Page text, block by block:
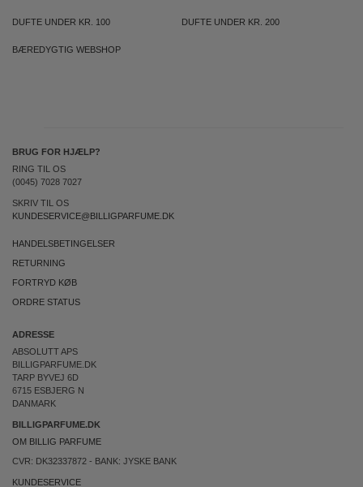
DUFTE UNDER KR. 100 DUFTE UNDER KR. 200
BÆREDYGTIG WEBSHOP
BRUG FOR HJÆLP?
RING TIL OS
(0045) 7028 7027
SKRIV TIL OS
KUNDESERVICE@BILLIGPARFUME.DK
HANDELSBETINGELSER
RETURNING
FORTRYD KØB
ORDRE STATUS
ADRESSE
ABSOLUTT APS
BILLIGPARFUME.DK
TARP BYVEJ 6D
6715 ESBJERG N
DANMARK
BILLIGPARFUME.DK
OM BILLIG PARFUME
CVR: DK32337872 - BANK: JYSKE BANK
KUNDESERVICE